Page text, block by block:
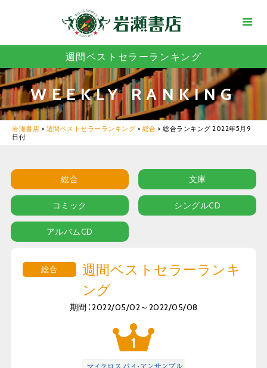
週間ベストセラーランキング
WEEKLY RANKING
岩瀬書店 > 週間ベストセラーランキング > 総合 > 総合ランキング 2022年5月9
日付
総合 文庫
コミック シングルCD
アルバムCD
総合
週間ベストセラーランキ
ング
期間：2022/05/02～2022/05/08